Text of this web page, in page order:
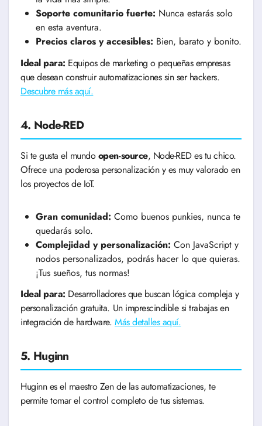
Soporte comunitario fuerte: Nunca estarás solo
en esta aventura.
Precios claros y accesibles: Bien, barato y bonito.
Ideal para: Equipos de marketing o pequeñas empresas
que desean construir automatizaciones sin ser hackers.
Descubre más aquí.
4. Node-RED
Si te gusta el mundoopen-source, Node-RED es tu chico.
Ofrece una poderosa personalización y es muy valorado en
los proyectos de IoT.
Gran comunidad: Como buenos punkies, nunca te
quedarás solo.
Complejidad y personalización: Con JavaScript y
nodos personalizados, podrás hacer lo que quieras.
¡Tus sueños, tus normas!
Ideal para: Desarrolladores que buscan lógica compleja y
personalización gratuita. Un imprescindible si trabajas en
integración de hardware. Más detalles aquí.
5. Huginn
Huginn es el maestro Zen de las automatizaciones, te
permite tomar el control completo de tus sistemas.